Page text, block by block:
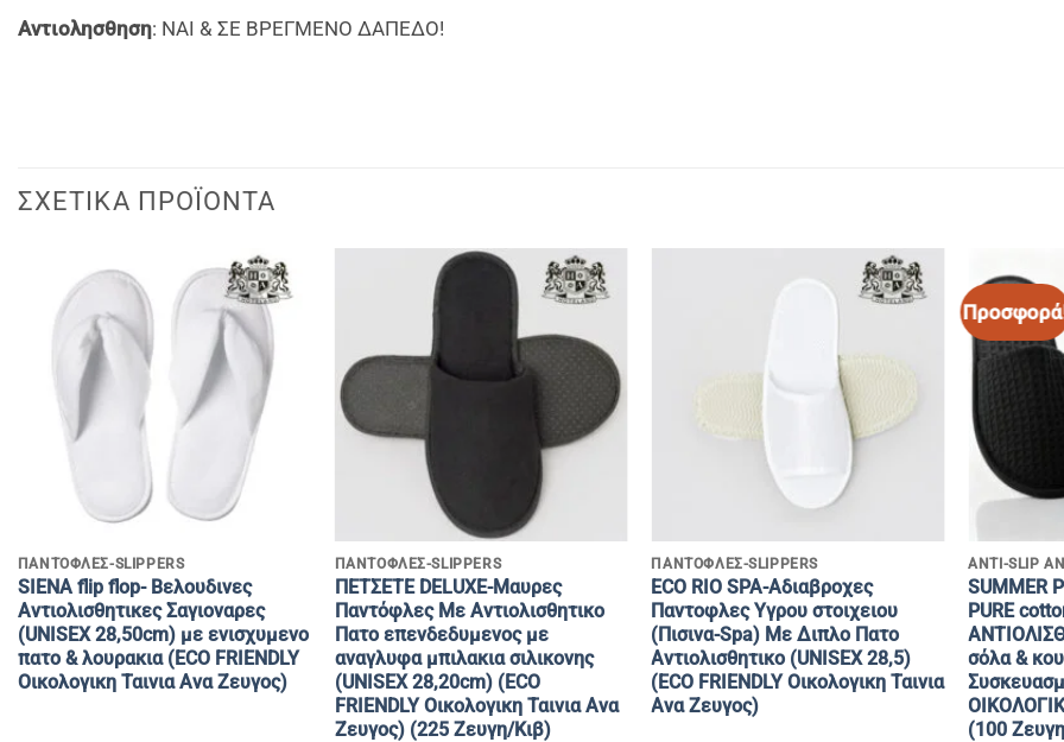
Αντιολησθηση: ΝΑΙ & ΣΕ ΒΡΕΓΜΕΝΟ ΔΑΠΕΔΟ!
ΣΧΕΤΙΚΆ ΠΡΟΪΌΝΤΑ
ΠΑΝΤΟΦΛΕΣ-SLIPPERS
SIEΝA flip flop- Βελουδινες
Αντιολισθητικες Σαγιοναρες
(UNISEX 28,50cm) με ενισχυμενο
πατο & λουρακια (ΕCO FRIENDLY
Oικολογικη Ταινια Ανα Ζευγος)
ΠΑΝΤΟΦΛΕΣ-SLIPPERS
ΠΕΤΣΕΤΕ DELUXE-Μαυρες
Παντόφλες Με Aντιολισθητικο
Πατο επενδεδυμενος με
αναγλυφα μπιλακια σιλικονης
(UNISEX 28,20cm) (ΕCO
FRIENDLY Oικολογικη Ταινια Ανα
Ζευγος) (225 Zευγη/Κιβ)
ΠΑΝΤΟΦΛΕΣ-SLIPPERS
ECO RIO SPA-Αδιαβροχες
Παντοφλες Υγρου στοιχειου
(Πισινα-Spa) Με Διπλο Πατο
Αντιολισθητικο (UNISEX 28,5)
(ΕCO FRIENDLY Oικολογικη Ταινια
Ανα Ζευγος)
ANTI-SLIP
SUMMER
PURE
σόλα &
(100